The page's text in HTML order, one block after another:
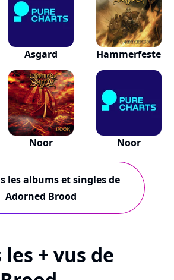
Asgard Hammerfeste
Noor Noor
les albums et singles de
Adorned Brood
+ vus de